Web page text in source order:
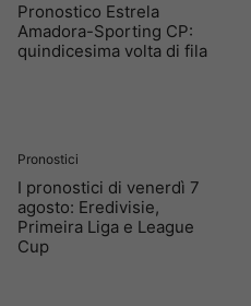
Pronostico Estrela
Amadora-Sporting CP:
quindicesima volta di fila
Pronostici
I pronostici di venerdì 7
agosto: Eredivisie,
Primeira Liga e League
Cup